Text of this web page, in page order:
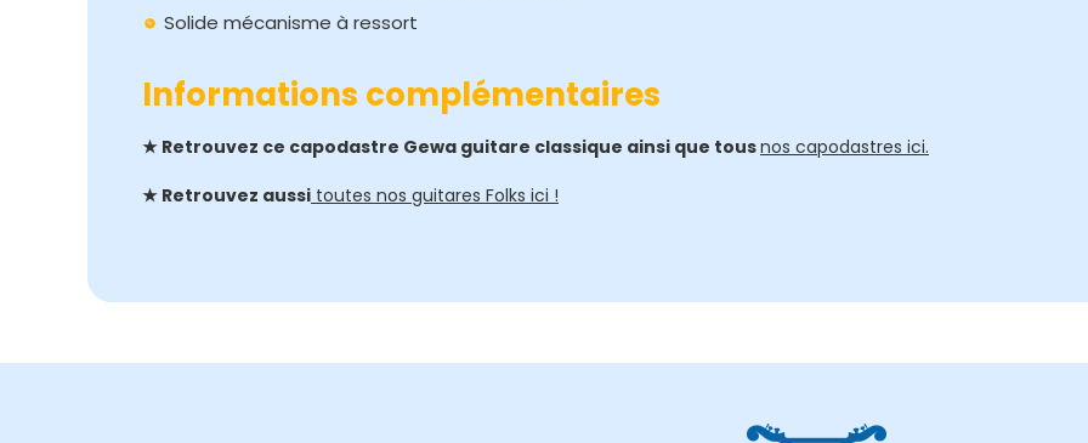
Solide mécanisme à ressort
Informations complémentaires
★ Retrouvez ce capodastre Gewa guitare classique ainsi que tousnos capodastres ici.
★ Retrouvez aussi toutes nos guitares Folks ici !